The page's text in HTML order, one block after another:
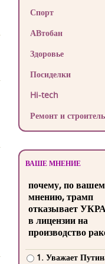
Спорт
АВтобан
Здоровье
Посиделки
Hi-tech
Ремонт и
ВАШЕ МНЕНИЕ
почему, по
мнению, трамп
отказывает
в лицензии на
производство
1. Уважает